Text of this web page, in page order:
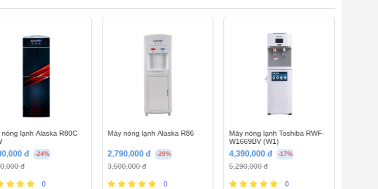
lạnh 65W. Công suất tiêu
động êm ái, kiểm soát
nóng lạnh Alaska R80C
đ -24%
đ
0
Máy nóng lạnh Alaska R86
2,790,000 đ -20%
3,500,000 đ
0
Máy nóng lạnh Toshiba RWF-
W1669BV (W1)
4,390,000 đ -17%
5,290,000 đ
0